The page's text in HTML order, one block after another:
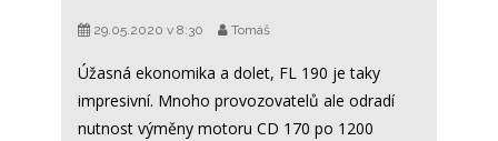
29.05.2020 v 8:30 Tomáš
Úžasná ekonomika a dolet, FL 190 je taky
impresivní. Mnoho provozovatelů ale odradí
nutnost výměny motoru CD 170 po 1200